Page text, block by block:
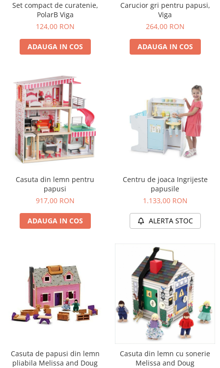
Set compact de curatenie,
PolarB Viga
124,00 RON
ADAUGA IN COS
Carucior gri pentru papusi,
Viga
264,00 RON
ADAUGA IN COS
Casuta din lemn pentru
papusi
917,00 RON
ADAUGA IN COS
Centru de joaca Ingrijeste
papusile
1.133,00 RON
ALERTA STOC
Casuta de papusi din lemn
pliabila Melissa and Doug
Casuta din lemn cu sonerie
Melissa and Doug